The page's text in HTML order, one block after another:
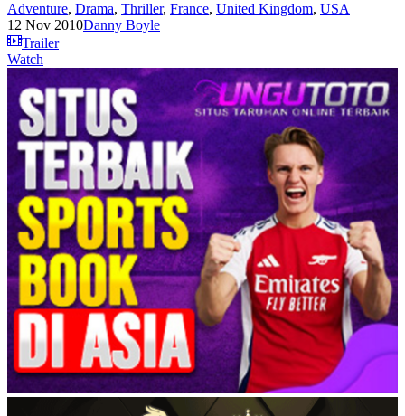
Adventure, Drama, Thriller, France, United Kingdom, USA
12 Nov 2010Danny Boyle
Trailer
Watch